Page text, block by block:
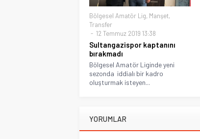
Bölgesel Amatör Lig, Manşet,
Transfer
12 Temmuz 2019 13:38
Sultangazispor kaptanını
bırakmadı
Bölgesel Amatör Liginde yeni
sezonda iddialı bir kadro
oluşturmak isteyen...
YORUMLAR